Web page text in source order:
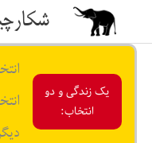
محتوا
یک زندگی و دو
انتخاب: